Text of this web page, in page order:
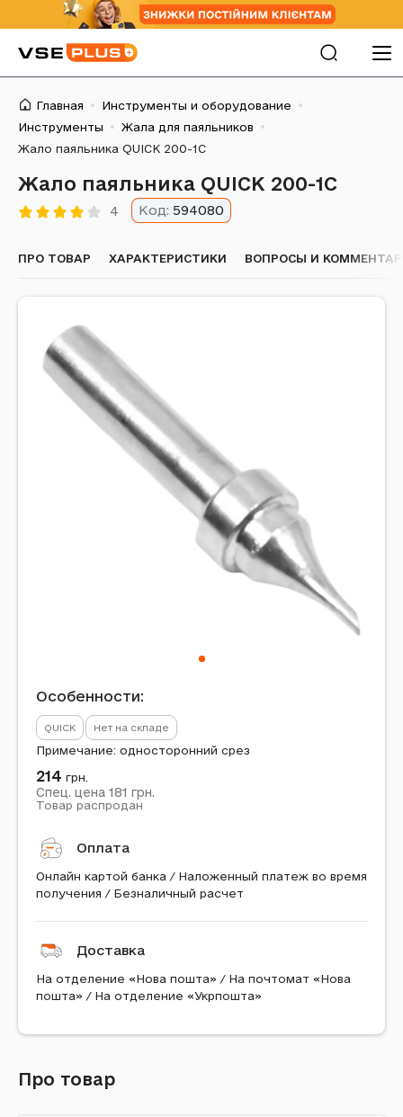
Главная
Инструменты и оборудование
Инструменты
Жала для паяльников
Жало паяльника QUICK 200-1C
Жало паяльника QUICK 200-1C
4 Код: 594080
ПРО ТОВАР ХАРАКТЕРИСТИКИ ВОПРОСЫ И
Особенности:
QUICK Нет на складе
Примечание: односторонний срез
214 грн.
Спец. цена 181 грн.
Товар распродан
Оплата
Онлайн картой банка / Наложенный платеж во время
получения / Безналичный расчет
Доставка
На отделение «Нова пошта» / На почтомат «Нова
пошта» / На отделение «Укрпошта»
Про товар